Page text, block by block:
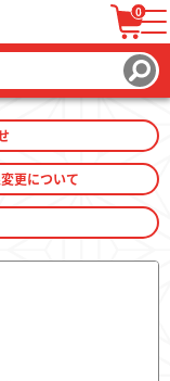
0
カートを見る
更について